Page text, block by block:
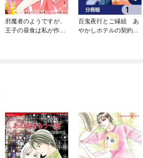
邪魔者のようですが、
王子の昼食は私が作る
百鬼夜行とご縁組 あ
やかしホテルの契約夫